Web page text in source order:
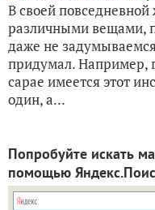
В своей
различными вещами,
даже не
придумал. Например,
сарае имеется этот
один, а...
Попробуйте искать
помощью